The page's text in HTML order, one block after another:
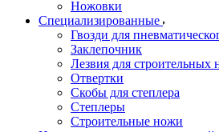
Ножовки
Специализированные
Гвозди для
Заклепочник
Лезвия для строительных
Отвертки
Скобы для степлера
Степлеры
Строительные ножи